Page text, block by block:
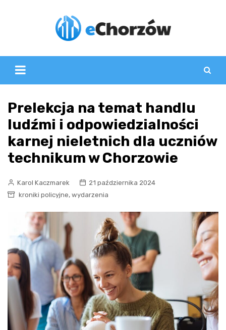
Prelekcja na temat handlu
ludźmi i odpowiedzialności
karnej nieletnich dla uczniów
technikum w Chorzowie
Karol Kaczmarek
21 października 2024
kroniki policyjne, wydarzenia